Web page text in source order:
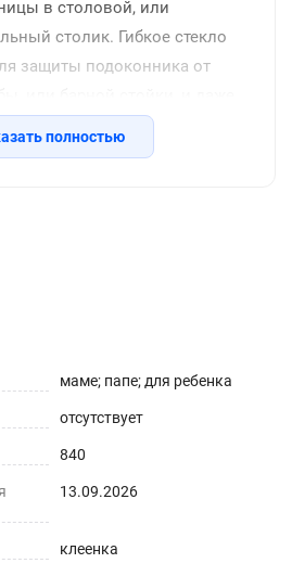
в столовой, или
столик. Гибкое стекло
защиты подоконника от
покрытие от царапин стула.
необходимости. Широкий
подходящий специально
расправляется на
Уголки стола легко
полностью
маме; папе; для ребенка
отсутствует
840
13.09.2026
клеенка